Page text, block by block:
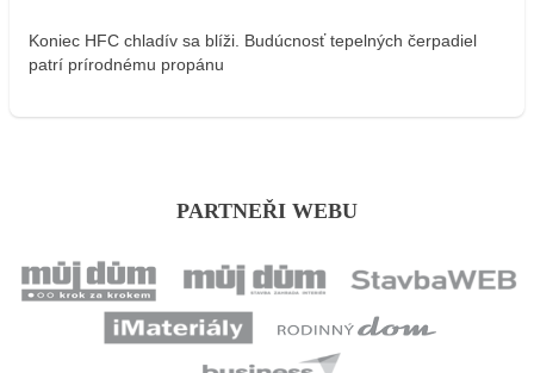
Koniec HFC chladív sa blíži. Budúcnosť tepelných čerpadiel
patrí prírodnému propánu
PARTNEŘI WEBU